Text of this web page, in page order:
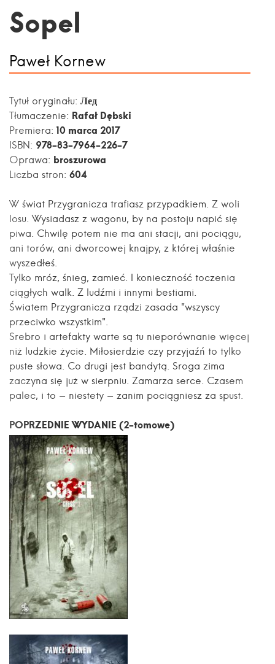
Sopel
Paweł Kornew
Tytuł oryginału: Лед
Tłumaczenie: Rafał Dębski
Premiera: 10 marca 2017
ISBN: 978-83-7964-226-7
Oprawa: broszurowa
Liczba stron: 604
W świat Przygranicza trafiasz przypadkiem. Z woli
losu. Wysiadasz z wagonu, by na postoju napić się
piwa. Chwilę potem nie ma ani stacji, ani pociągu,
ani torów, ani dworcowej knajpy, z której właśnie
wyszedłeś.
Tylko mróz, śnieg, zamieć. I konieczność toczenia
ciągłych walk. Z ludźmi i innymi bestiami.
Światem Przygranicza rządzi zasada "wszyscy
przeciwko wszystkim".
Srebro i artefakty warte są tu nieporównanie więcej
niż ludzkie życie. Miłosierdzie czy przyjaźń to tylko
puste słowa. Co drugi jest bandytą. Sroga zima
zaczyna się już w sierpniu. Zamarza serce. Czasem
palec, i to - niestety - zanim pociągniesz za spust.
POPRZEDNIE WYDANIE (2-tomowe)